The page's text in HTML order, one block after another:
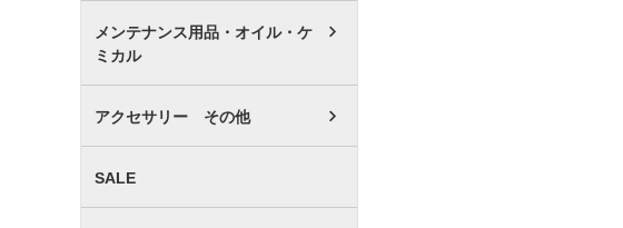
メンテナンス用品・オイル・ケ
ミカル
アクセサリー その他
SALE